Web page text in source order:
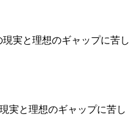
実と理想のギャップに苦し
実と理想のギャップに苦し